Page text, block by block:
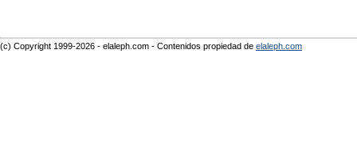
(c) Copyright 1999-2026 - elaleph.com - Contenidos propiedad de elaleph.com